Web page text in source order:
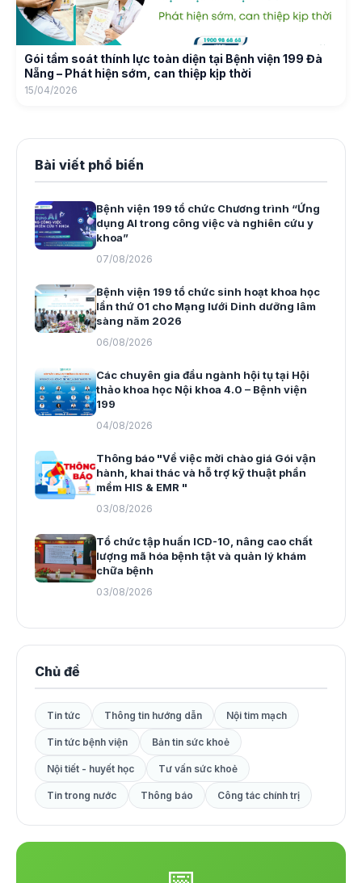
Gói tầm soát thính lực toàn diện tại Bệnh viện 199 Đà
Nẵng – Phát hiện sớm, can thiệp kịp thời
15/04/2026
Bài viết phổ biến
Bệnh viện 199 tổ chức Chương trình “Ứng
dụng AI trong công việc và nghiên cứu y
khoa”
07/08/2026
Bệnh viện 199 tổ chức sinh hoạt khoa học
lần thứ 01 cho Mạng lưới Dinh dưỡng lâm
sàng năm 2026
06/08/2026
Các chuyên gia đầu ngành hội tụ tại Hội
thảo khoa học Nội khoa 4.0 – Bệnh viện
199
04/08/2026
Thông báo "Về việc mời chào giá Gói vận
hành, khai thác và hỗ trợ kỹ thuật phần
mềm HIS & EMR "
03/08/2026
Tổ chức tập huấn ICD-10, nâng cao chất
lượng mã hóa bệnh tật và quản lý khám
chữa bệnh
03/08/2026
Chủ đề
Tin tức Thông tin hướng dẫn Nội tim mạch
Tin tức bệnh viện Bản tin sức khoẻ
Nội tiết - huyết học Tư vấn sức khoẻ
Tin trong nước Thông báo Công tác chính trị